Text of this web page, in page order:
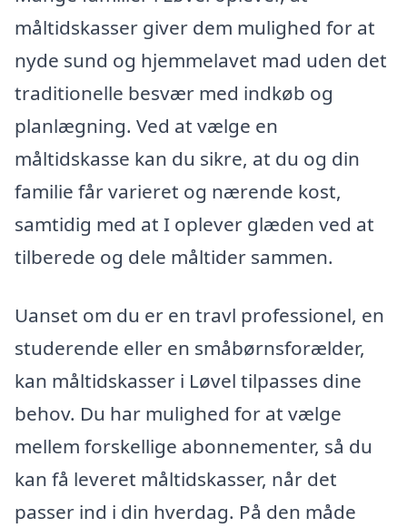
måltidskasser giver dem mulighed for at
nyde sund og hjemmelavet mad uden det
traditionelle besvær med indkøb og
planlægning. Ved at vælge en
måltidskasse kan du sikre, at du og din
familie får varieret og nærende kost,
samtidig med at I oplever glæden ved at
tilberede og dele måltider sammen.
Uanset om du er en travl professionel, en
studerende eller en småbørnsforælder,
kan måltidskasser i Løvel tilpasses dine
behov. Du har mulighed for at vælge
mellem forskellige abonnementer, så du
kan få leveret måltidskasser, når det
passer ind i din hverdag. På den måde